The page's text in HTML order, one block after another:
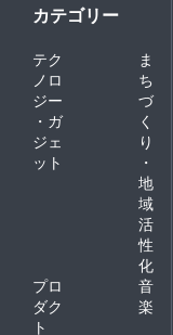
カテゴリー
テク
ノロ
ジー
・ガ
ジェ
ット
ま
ち
づ
く
り
・
地
域
活
性
化
プロ
ダク
ト
音
楽